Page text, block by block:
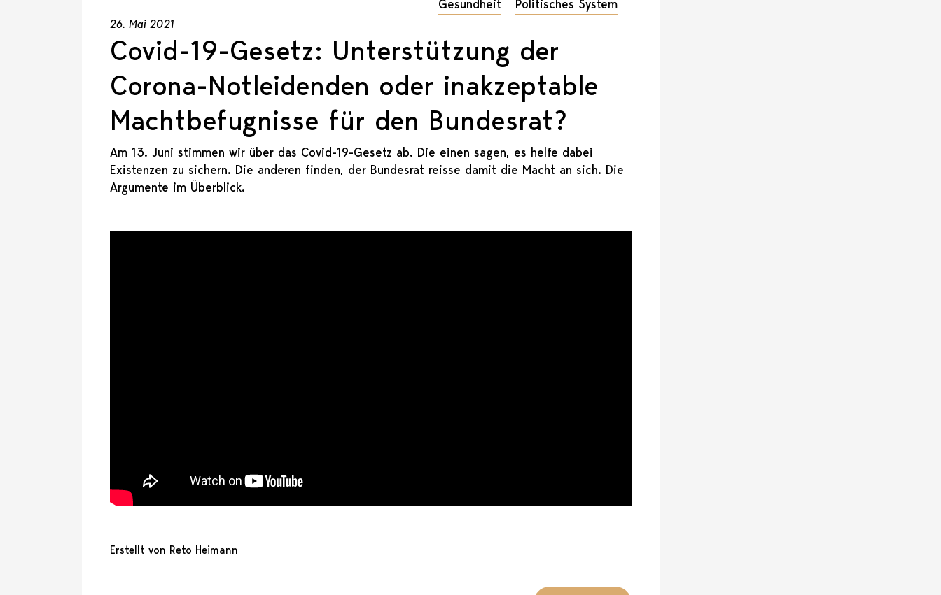
Gesundheit Politisches System
26. Mai 2021
Covid-19-Gesetz: Unterstützung der
Corona-Notleidenden oder inakzeptable
Machtbefugnisse für den Bundesrat?
Am 13. Juni stimmen wir über das Covid-19-Gesetz ab. Die einen sagen, es helfe dabei
Existenzen zu sichern. Die anderen finden, der Bundesrat reisse damit die Macht an sich. Die
Argumente im Überblick.
Erstellt von Reto Heimann